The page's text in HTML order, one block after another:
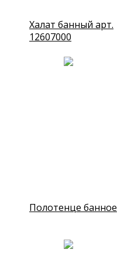
Халат банный арт.
12607000
Полотенце банное